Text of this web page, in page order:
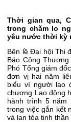
Thời gian qua,
trong chăm lo
yêu nước thời kỳ
Bên lề Đại hội Thi
Báo Công
Phó Tổng giám
đơn vị hai năm
biểu vì người lao
chương Lao động
hành trình 5 năm
trong việc gắn kết
và lan tỏa tinh